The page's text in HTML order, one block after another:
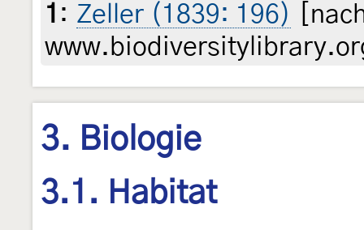
1 : Zeller (1839: 196)
3. Biologie
3.1. Habitat